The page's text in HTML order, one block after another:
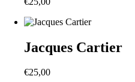
Jacques Cartier
€25,00